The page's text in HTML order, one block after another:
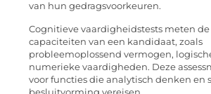
van hun gedragsvoorkeuren.
Cognitieve vaardigheidstests meten
capaciteiten van een kandidaat, zoals
probleemoplossend vermogen,
numerieke vaardigheden. Deze
voor functies die analytisch denken en